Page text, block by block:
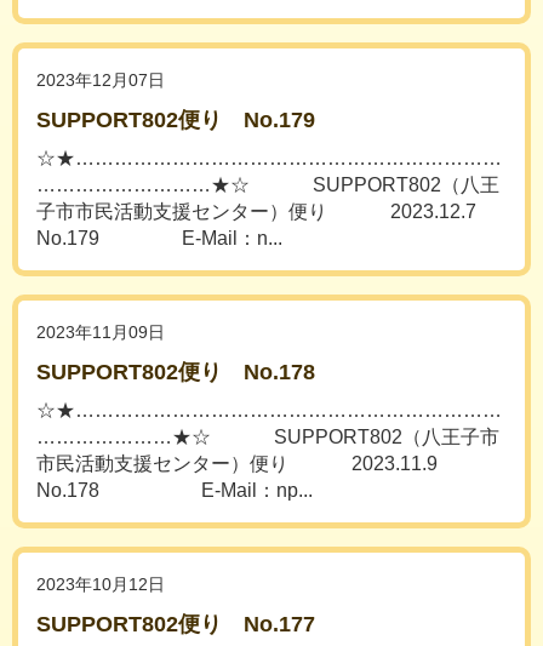
2023年12月07日
SUPPORT802便り No.179
☆★…………………………………………………………
………………………★☆ SUPPORT802（八王
子市市民活動支援センター）便り 2023.12.7
No.179 E-Mail：n...
2023年11月09日
SUPPORT802便り No.178
☆★…………………………………………………………
…………………★☆ SUPPORT802（八王子市
市民活動支援センター）便り 2023.11.9
No.178 E-Mail：np...
2023年10月12日
SUPPORT802便り No.177